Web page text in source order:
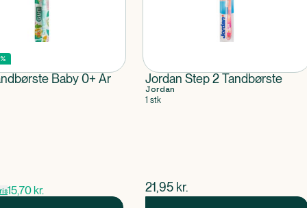
Baby 0+ År
15,70 kr.
Jordan Step 2 Tandbørste
Jordan
1 stk
$nuværende pris
21,95 kr.